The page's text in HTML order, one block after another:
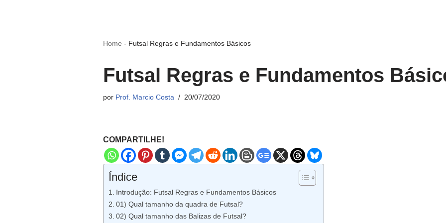
Home - Futsal Regras e Fundamentos Básicos
Futsal Regras e Fundamentos
por Prof. Marcio Costa 20/07/2020
COMPARTILHE!
Índice
Introdução: Futsal Regras e Fundamentos Básicos
01) Qual tamanho da quadra de Futsal?
02) Qual tamanho das Balizas de Futsal?